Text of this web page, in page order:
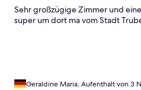
Sehr großzügige Zimmer und
super um dort ma vom Stadt
Geraldine Maria, Aufenthalt von 3